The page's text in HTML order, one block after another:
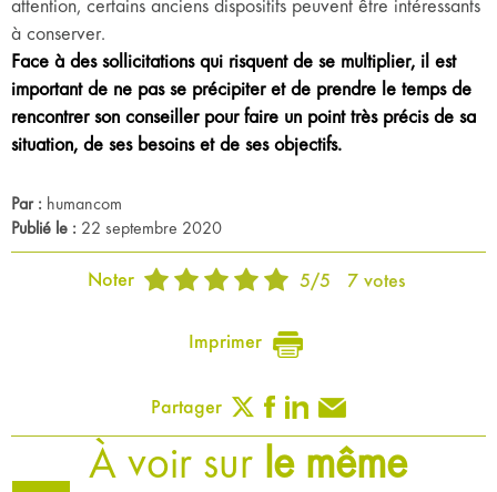
attention, certains anciens dispositifs peuvent être intéressants
à conserver.
Face à des sollicitations qui risquent de se multiplier, il est
important de ne pas se précipiter et de prendre le temps de
rencontrer son conseiller pour faire un point très précis de sa
situation, de ses besoins et de ses objectifs.
Par : humancom
Publié le : 22 septembre 2020
Noter 5/5 7votes
Imprimer
Partager
À voir sur le même